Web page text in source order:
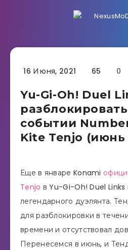
16 Июня, 2021 65 0
Yu-Gi-Oh! Duel
событии
Kite Tenjo (июнь
Еще в январе Konami
Tenjo в Yu-Gi-Oh! Duel Links
легендарного дуэлянта.
для разблокировки в
времени и отсутствовал
Перенесемся в июнь, и